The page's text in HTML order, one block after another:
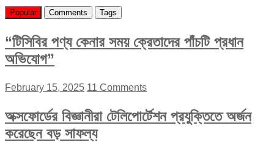
Popular Comments Tags
“টিসিবির পণ্য কেনার সময় ক্রেতাদের পাঁচটি প্রধান
অভিযোগ”
February 15, 2025 11 Comments
অক্সফোর্ডের বিজ্ঞানীরা টেলিপোর্টেশন প্রযুক্তিতে অর্জন
করেছেন বড় সাফল্য